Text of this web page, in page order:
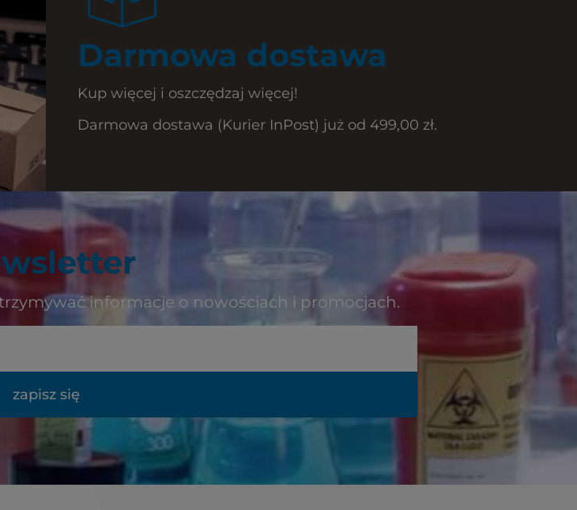
Darmowa dostawa
Kup więcej i oszczędzaj więcej!
Darmowa dostawa (Kurier InPost) już od 499,00 zł.
informacje o nowościach i promocjach.
zapisz się